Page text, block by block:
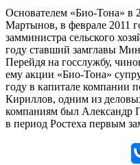
Основателем «Био-Тона» в
Мартынов, в феврале 2011
замминистра сельского
году ставший замглавы
Перейдя на госслужбу,
ему акции «Био-Тона»
году в капитале компании
Кириллов, одним из
компаниям был Александр
в период Ростеха первым